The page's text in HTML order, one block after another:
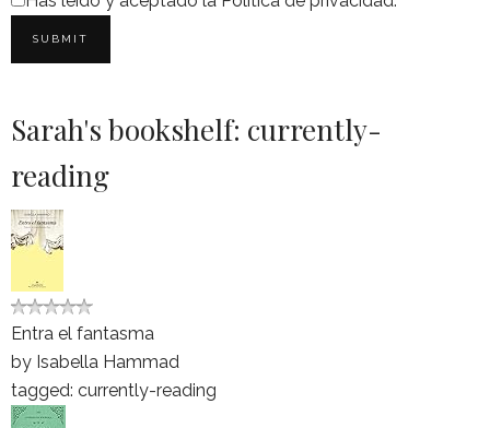
Sarah's bookshelf: currently-
reading
Entra el fantasma
by Isabella Hammad
tagged: currently-reading